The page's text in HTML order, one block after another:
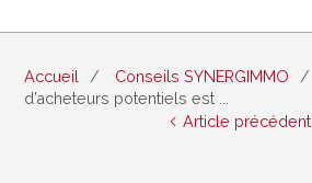
Accueil Conseils SYNERGIMMO
d’acheteurs potentiels est ...
Article précédent